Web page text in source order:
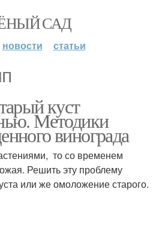
САД
новости статьи
куст
Методики
винограда
то со временем
Решить эту проблему
или же омоложение старого.